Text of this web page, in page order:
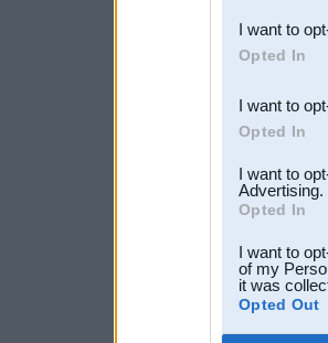
third parties.
I want to
Opted In
I want to
Opted In
I want to
Advertising.
Opted In
I want to
of my
it was
Opted Out